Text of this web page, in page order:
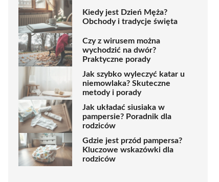
Kiedy jest Dzień Męża?
Obchody i tradycje święta
Czy z wirusem można
wychodzić na dwór?
Praktyczne porady
Jak szybko wyleczyć katar u
niemowlaka? Skuteczne
metody i porady
Jak układać siusiaka w
pampersie? Poradnik dla
rodziców
Gdzie jest przód pampersa?
Kluczowe wskazówki dla
rodziców